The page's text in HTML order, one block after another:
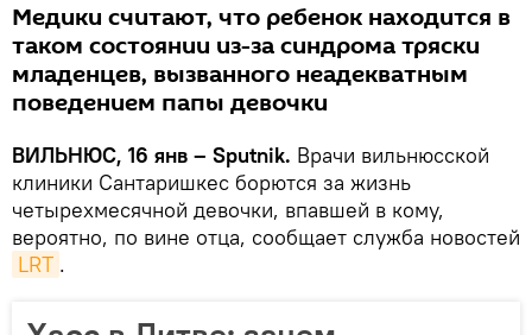
Медики считают, что ребенок находится в
таком состоянии из-за синдрома тряски
младенцев, вызванного неадекватным
поведением папы девочки
ВИЛЬНЮС, 16 янв – Sputnik. Врачи вильнюсской
клиники Сантаришкес борются за жизнь
четырехмесячной девочки, впавшей в кому,
вероятно, по вине отца, сообщает служба новостей
LRT .